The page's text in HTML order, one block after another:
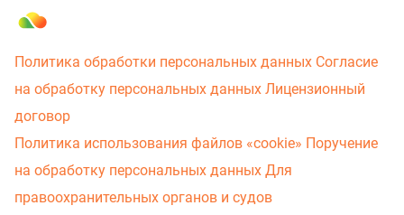
Политика обработки персональных данных Согласие
на обработку персональных данных Лицензионный
договор
Политика использования файлов «cookie» Поручение
на обработку персональных данных Для
правоохранительных органов и судов